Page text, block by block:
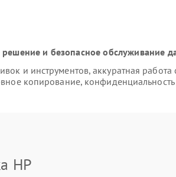
и безопасное обслуживание
и инструментов, аккуратная работа
копирование, конфиденциальность
HP